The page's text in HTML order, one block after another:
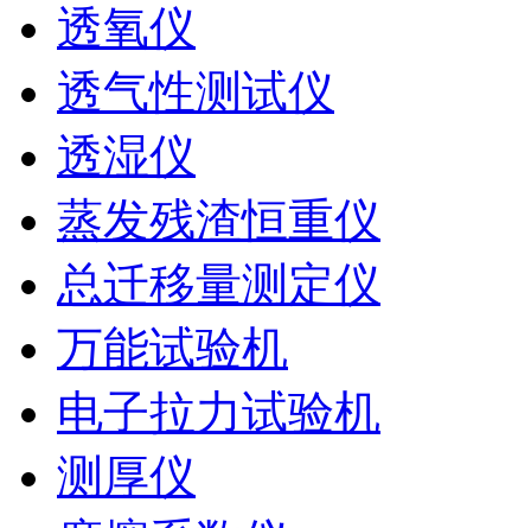
透氧仪
透气性测试仪
透湿仪
蒸发残渣恒重仪
总迁移量测定仪
万能试验机
电子拉力试验机
测厚仪